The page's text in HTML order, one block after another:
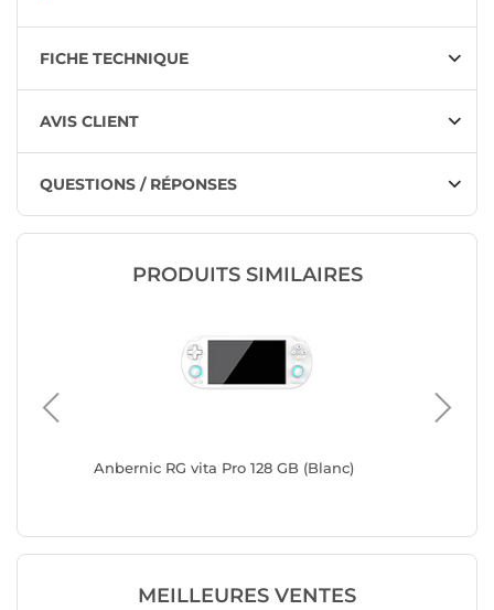
FICHE TECHNIQUE
AVIS CLIENT
QUESTIONS / RÉPONSES
PRODUITS SIMILAIRES
Anbernic RG vita Pro 128 GB (Blanc)
MEILLEURES VENTES